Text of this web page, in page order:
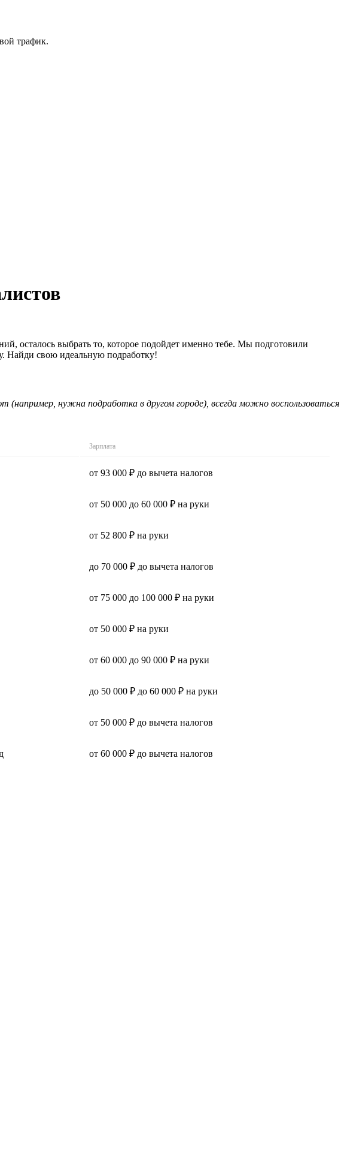
трафик.
осталось выбрать то, которое подойдет именно тебе. Мы подготовили
Найди свою идеальную подработку!
(например, нужна подработка в другом городе), всегда можно воспользоваться
Зарплата
от 93 000 ₽ до вычета налогов
от 50 000 до 60 000 ₽ на руки
от 52 800 ₽ на руки
до 70 000 ₽ до вычета налогов
от 75 000 до 100 000 ₽ на руки
от 50 000 ₽ на руки
от 60 000 до 90 000 ₽ на руки
до 50 000 ₽ до 60 000 ₽ на руки
от 50 000 ₽ до вычета налогов
от 60 000 ₽ до вычета налогов